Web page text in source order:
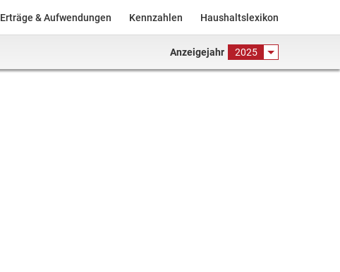
Erträge & Aufwendungen Kennzahlen Haushaltslexikon
Anzeigejahr 2025